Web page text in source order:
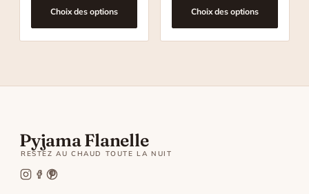
Choix des options Choix des options
Pyjama Flanelle
RESTEZ AU CHAUD TOUTE LA NUIT